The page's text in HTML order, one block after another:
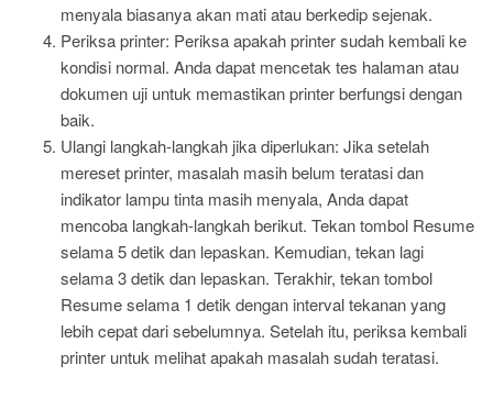
menyala biasanya akan mati atau berkedip sejenak.
Periksa printer: Periksa apakah printer sudah kembali ke
kondisi normal. Anda dapat mencetak tes halaman atau
dokumen uji untuk memastikan printer berfungsi dengan
baik.
Ulangi langkah-langkah jika diperlukan: Jika setelah
mereset printer, masalah masih belum teratasi dan
indikator lampu tinta masih menyala, Anda dapat
mencoba langkah-langkah berikut. Tekan tombol Resume
selama 5 detik dan lepaskan. Kemudian, tekan lagi
selama 3 detik dan lepaskan. Terakhir, tekan tombol
Resume selama 1 detik dengan interval tekanan yang
lebih cepat dari sebelumnya. Setelah itu, periksa kembali
printer untuk melihat apakah masalah sudah teratasi.